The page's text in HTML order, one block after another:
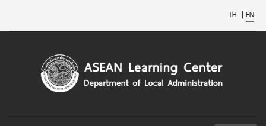
TH | EN